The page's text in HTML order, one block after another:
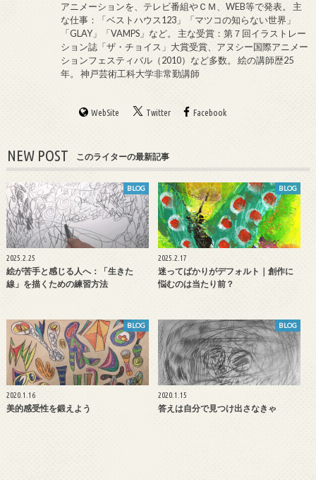
アニメーションを、テレビ番組やＣＭ、WEB等で発表。 主
な仕事：「ベストハウス123」「マツコの知らない世界」
「GLAY」「VAMPS」など。 主な受賞：第７回イラストレー
ション誌「ザ・チョイス」大賞受賞、アヌシー国際アニメー
ションフェスティバル（2010）など多数。 絵の講師歴25
年。 神戸芸術工科大学非常勤講師
WebSite Twitter Facebook
NEW POST このライターの最新記事
BLOG
2025.2.25
絵が苦手と感じる人へ：「生きた
線」を描くための練習方法
BLOG
2025.2.17
迷ってばかりがデフォルト｜創作に
悩むのは当たり前？
BLOG
2020.1.16
美的感受性を鍛えよう
BLOG
2020.1.15
答えは自分で見つけ出さなきゃ